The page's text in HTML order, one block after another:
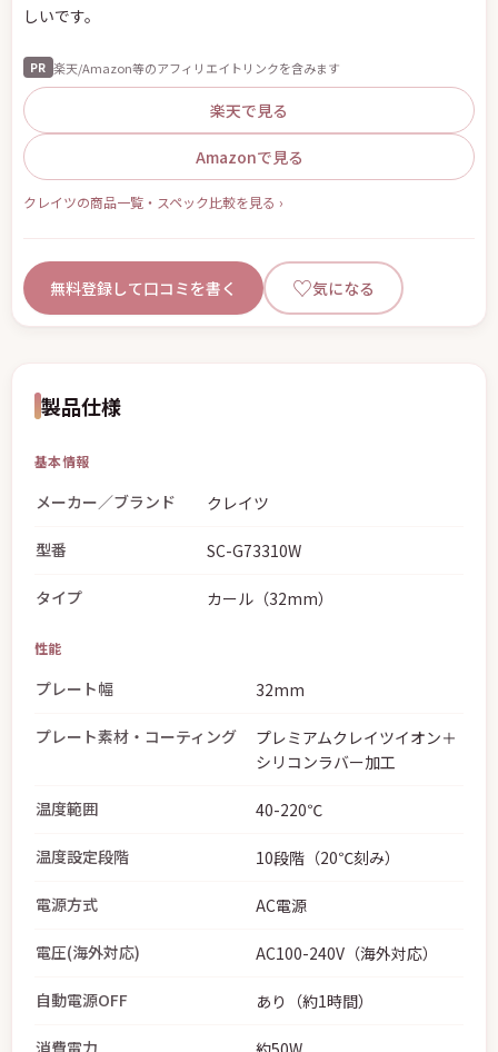
しいです。
PR 楽天/Amazon等のアフィリエイトリンクを含みます
楽天で見る
Amazonで見る
クレイツの商品一覧・スペック比較を見る ›
無料登録して口コミを書く ♡気になる
製品仕様
基本情報
メーカー／ブランド クレイツ
型番 SC-G73310W
タイプ カール（32mm）
性能
プレート幅 32mm
プレート素材・コーティング
プレミアムクレイツイオン＋
シリコンラバー加工
温度範囲 40-220℃
温度設定段階 10段階（20℃刻み）
電源方式 AC電源
電圧(海外対応) AC100-240V（海外対応）
自動電源OFF あり（約1時間）
消費電力